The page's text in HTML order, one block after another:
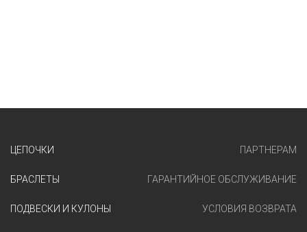
ЦЕПОЧКИ
БРАСЛЕТЫ
ПОДВЕСКИ И КУЛОНЫ
ПАРТНЕРАМ
ГАРАНТИЙНОЕ ОБСЛУЖИВАНИЕ
УСЛОВИЯ ВОЗВРАТА